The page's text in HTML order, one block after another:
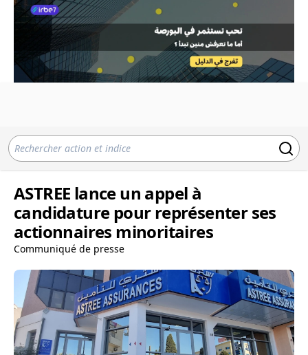
ASTREE lance un appel à
candidature pour représenter ses
actionnaires minoritaires
Communiqué de presse